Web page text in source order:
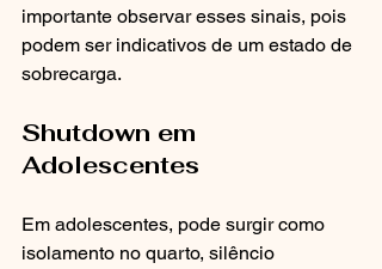
importante observar esses sinais, pois
podem ser indicativos de um estado de
sobrecarga.
Shutdown em
Adolescentes
Em adolescentes, pode surgir como
isolamento no quarto, silêncio